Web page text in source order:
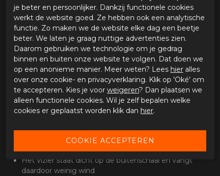
voor de inbouw van een communicatiesysteem.
Belangrijkste specificaties
Buitenschaal van Carbon
Dubbele homologatie (P/J)
EPS binnenschaal
Weegt 1550 gram
Micro-ratel sluiting
ECE 22.05 goedgekeurd
Anti-kras en anti-fog vizier
Kinstuk 180 graden overklapbaar
Nieuw sluitsysteem dat automatisch sluit
Synchroon te openen aan één zijde
Vizier is onafhankelijk van het kinstuk te bedienen
Het vizier staat dicht op de buitenschaal en vangt
daardoor weinig wind
je beter en persoonlijker. Dankzij functionele cookies
werkt de website goed. Ze hebben ook een analytische
functie. Zo maken we de website elke dag een beetje
beter. We laten je graag nuttige advertenties zien.
Daarom gebruiken we technologie om je gedrag
binnen en buiten onze website te volgen. Dat doen we
op een anonieme manier. Meer weten? Lees hier alles
over onze cookie- en privacyverklaring. Klik op 'Oké' om
te accepteren. Kies je voor weigeren? Dan plaatsen we
alleen functionele cookies. Wil je zelf bepalen welke
cookies er geplaatst worden klik dan hier.